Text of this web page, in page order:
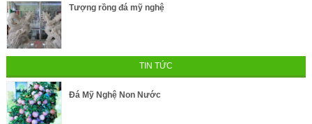
Tượng rồng đá mỹ nghệ
TIN TỨC
Đá Mỹ Nghệ Non Nước